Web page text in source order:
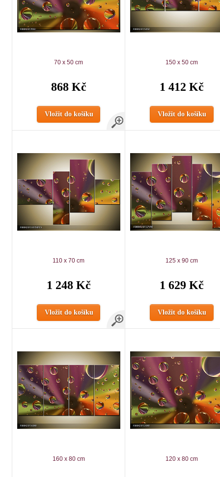
70 x 50 cm
868 Kč
Vložit do košíku
150 x 50 cm
1 412 Kč
Vložit do košíku
110 x 70 cm
1 248 Kč
Vložit do košíku
125 x 90 cm
1 629 Kč
Vložit do košíku
160 x 80 cm 120 x 80 cm